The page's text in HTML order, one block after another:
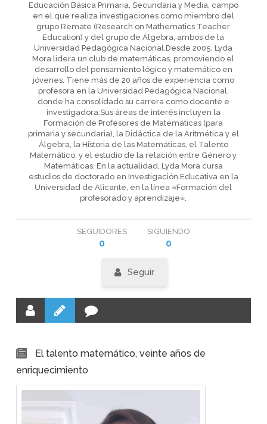
Educación Básica Primaria, Secundaria y Media, campo
en el que realiza investigaciones como miembro del
grupo Remate (Research on Mathematics Teacher
Education) y del grupo de Álgebra, ambos de la
Universidad Pedagógica Nacional.Desde 2005, Lyda
Mora lidera un club de matemáticas, promoviendo el
desarrollo del pensamiento lógico y matemático en
jóvenes. Tiene más de 20 años de experiencia como
profesora en la Universidad Pedagógica Nacional,
donde ha consolidado su carrera como docente e
investigadora.Sus áreas de interés incluyen la
Formación de Profesores de Matemáticas (para
primaria y secundaria), la Didáctica de la Aritmética y el
Álgebra, la Historia de las Matemáticas, el Talento
Matemático, y el estudio de la relación entre Género y
Matemáticas. En la actualidad, Lyda Mora cursa
estudios de doctorado en Investigación Educativa en la
Universidad de Alicante, en la línea «Formación del
profesorado y aprendizaje».
SEGUIDORES
0
SIGUIENDO
0
Seguir
El talento matemático, veinte años de
enriquecimiento